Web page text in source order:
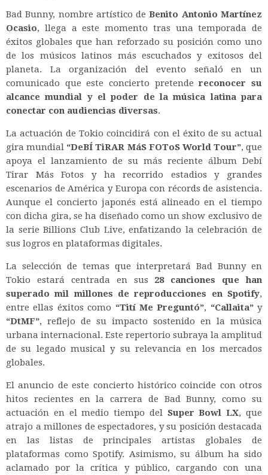
Bad Bunny, nombre artístico deBenito Antonio Martínez
Ocasio, llega a este momento tras una temporada de
éxitos globales que han reforzado su posición como uno
de los músicos latinos más escuchados y exitosos del
planeta. La organización del evento señaló en un
comunicado que este concierto pretendereconocer su
alcance mundial y el poder de la música latina para
conectar con audiencias diversas.
La actuación de Tokio coincidirá con el éxito de su actual
gira mundial “DeBÍ TiRAR MáS FOToS World Tour”, que
apoya el lanzamiento de su más reciente álbum Debí
Tirar Más Fotos y ha recorrido estadios y grandes
escenarios de América y Europa con récords de asistencia.
Aunque el concierto japonés está alineado en el tiempo
con dicha gira, se ha diseñado como un show exclusivo de
la serieBillions Club Live, enfatizando la celebración de
sus logros en plataformas digitales.
La selección de temas que interpretará Bad Bunny en
Tokio estará centrada en sus 28 canciones que han
superado mil millones de reproducciones en Spotify,
entre ellas éxitos como “Tití Me Preguntó”, “Callaita”y
“DtMF”, reflejo de su impacto sostenido en la música
urbana internacional. Este repertorio subraya la amplitud
de su legado musical y su relevancia en los mercados
globales.
El anuncio de este concierto histórico coincide con otros
hitos recientes en la carrera de Bad Bunny, como su
actuación en el medio tiempo del Super Bowl LX, que
atrajo a millones de espectadores, y su posición destacada
en las listas de principales artistas globales de
plataformas como Spotify. Asimismo, su álbum ha sido
aclamado por la crítica y público, cargando con una